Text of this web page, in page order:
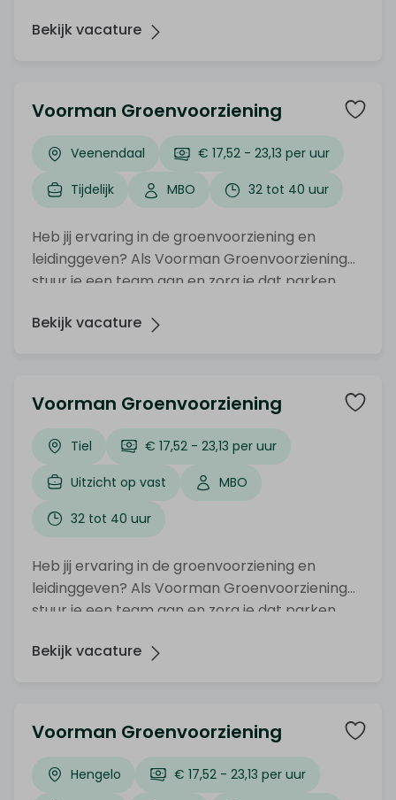
verzorgd bij liggen. Organiseer jij graag en werk
Bekijk vacature
Voorman Groenvoorziening
Veenendaal € 17,52 - 23,13 per uur
Tijdelijk MBO 32 tot 40 uur
Heb jij ervaring in de groenvoorziening en
leidinggeven? Als Voorman Groenvoorziening
stuur je een team aan en zorg je dat parken,
verzorgd bij liggen. Organiseer jij graag en werk
Bekijk vacature
Voorman Groenvoorziening
Tiel € 17,52 - 23,13 per uur
Uitzicht op vast MBO
32 tot 40 uur
Heb jij ervaring in de groenvoorziening en
leidinggeven? Als Voorman Groenvoorziening
stuur je een team aan en zorg je dat parken,
verzorgd bij liggen. Organiseer jij graag en werk
Bekijk vacature
Voorman Groenvoorziening
Hengelo € 17,52 - 23,13 per uur